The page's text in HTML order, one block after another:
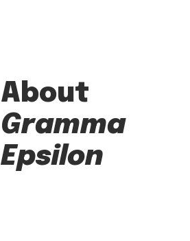
About
Gramma
Epsilon